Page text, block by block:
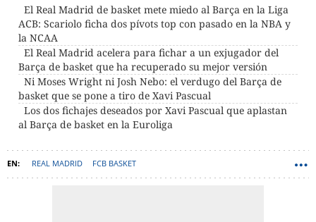
El Real Madrid de basket mete miedo al Barça en la Liga
ACB: Scariolo ficha dos pívots top con pasado en la NBA y
la NCAA
El Real Madrid acelera para fichar a un exjugador del
Barça de basket que ha recuperado su mejor versión
Ni Moses Wright ni Josh Nebo: el verdugo del Barça de
basket que se pone a tiro de Xavi Pascual
Los dos fichajes deseados por Xavi Pascual que aplastan
al Barça de basket en la Euroliga
REAL MADRID FCB BASKET